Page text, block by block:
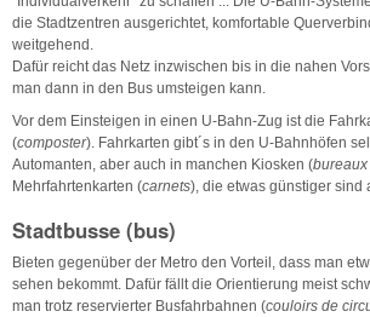
die Stadtzentren ausgerichtet, komfortable
weitgehend.
Dafür reicht das Netz inzwischen bis in die nahen
man dann in den Bus umsteigen kann.
Vor dem Einsteigen in einen U-Bahn-Zug ist die
(composter). Fahrkarten gibt´s in den U-Bahnhöfen
Automanten, aber auch in manchen Kiosken (
Mehrfahrtenkarten (carnets), die etwas günstiger sind
Stadtbusse (bus)
Bieten gegenüber der Metro den Vorteil, dass man
sehen bekommt. Dafür fällt die Orientierung meist
man trotz reservierter Busfahrbahnen (couloirs de